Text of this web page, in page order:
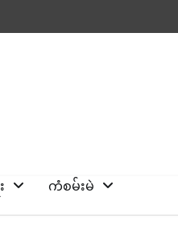
ကံစမ်းမဲ